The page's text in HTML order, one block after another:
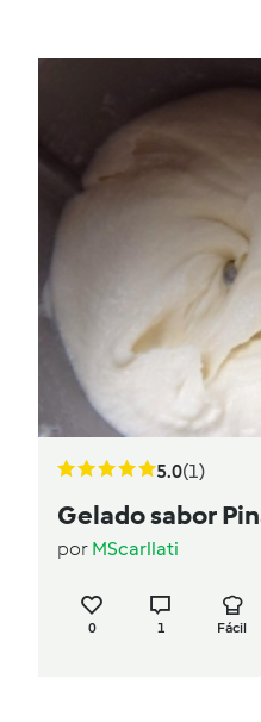
5.0(1)
Gelado sabor
por MScarllati
0 1 Fácil